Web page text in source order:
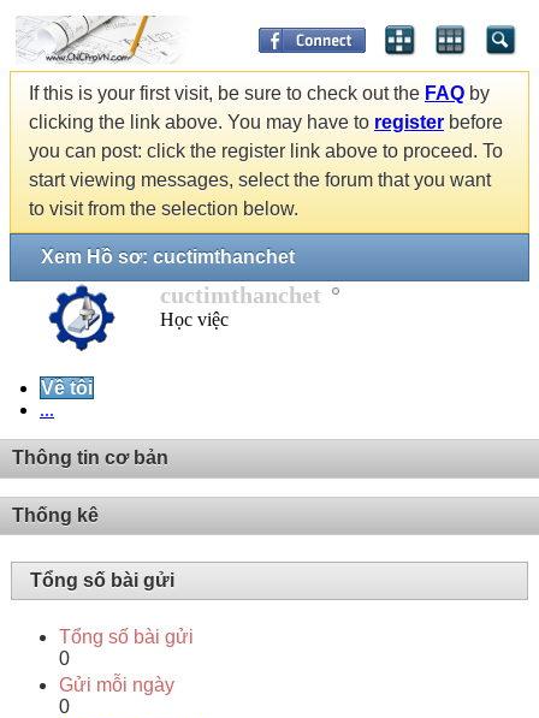
If this is your first visit, be sure to check out the FAQ by
clicking the link above. You may have to register before
you can post: click the register link above to proceed. To
start viewing messages, select the forum that you want
to visit from the selection below.
Xem Hồ sơ: cuctimthanchet
cuctimthanchet
Học việc
Về tôi
...
Thông tin cơ bản
Thống kê
Tổng số bài gửi
Tổng số bài gửi
0
Gửi mỗi ngày
0